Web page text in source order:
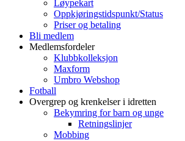
Løypekart
Oppkjøringstidspunkt/Status
Priser og betaling
Bli medlem
Medlemsfordeler
Klubbkolleksjon
Maxform
Umbro Webshop
Fotball
Overgrep og krenkelser i idretten
Bekymring for barn og unge
Retningslinjer
Mobbing